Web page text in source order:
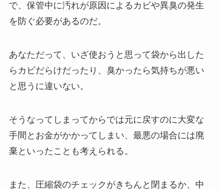
で、保管中に汚れが原因によるカビや異臭の発生
を防ぐ必要があるのだ。
あなただって、いざ使おうと思って袋から出した
らカビだらけだったり、臭かったら気持ちが悪い
と思うに違いない。
そうなってしまってからでは元に戻すのに大変な
手間とお金がかかってしまい、最悪の場合には廃
棄といったことも考えられる。
また、圧縮袋のチェックがきちんと閉まるか、中